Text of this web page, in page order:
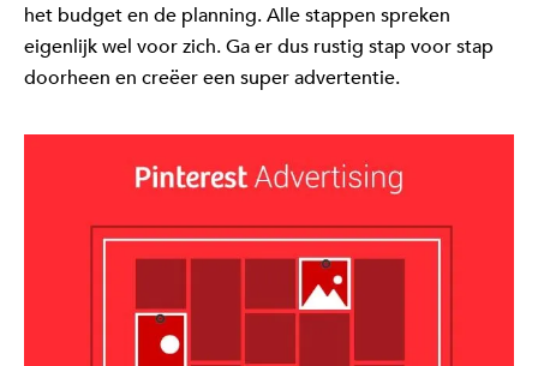
het budget en de planning. Alle stappen spreken
eigenlijk wel voor zich. Ga er dus rustig stap voor stap
doorheen en creëer een super advertentie.